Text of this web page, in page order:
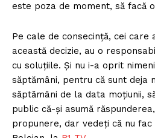
este poza de moment, să facă
Pe cale de consecință, cei care
această decizie, au o
cu soluțiile. Și nu i-a oprit
săptămâni, pentru că sunt deja
săptămâni de la data moțiunii,
public că-și asumă
propunere, dar vedeți că nu